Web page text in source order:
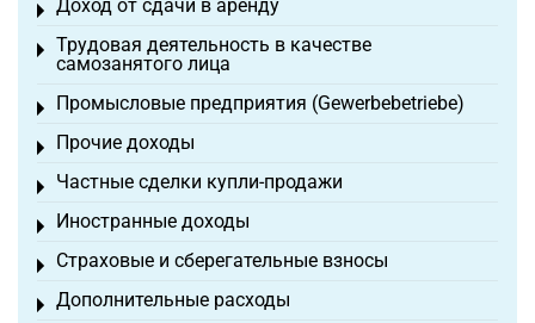
Доход от сдачи в аренду
Toggle menu
Трудовая деятельность в качестве
самозанятого лица
Toggle menu
Промысловые предприятия (Gewerbebetriebe)
Toggle menu
Прочие доходы
Toggle menu
Частные сделки купли-продажи
Toggle menu
Иностранные доходы
Toggle menu
Страховые и сберегательные взносы
Toggle menu
Дополнительные расходы
Toggle menu